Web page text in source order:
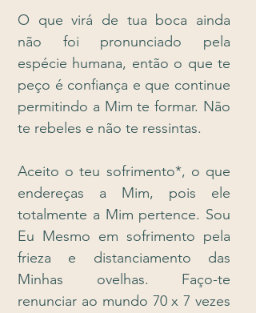
O que virá de tua boca ainda
não foi pronunciado pela
espécie humana, então o que te
peço é confiança e que continue
permitindo a Mim te formar. Não
te rebeles e não te ressintas.
Aceito o teu sofrimento*, o que
endereças a Mim, pois ele
totalmente a Mim pertence. Sou
Eu Mesmo em sofrimento pela
frieza e distanciamento das
Minhas ovelhas. Faço-te
renunciar ao mundo 70 x 7 vezes